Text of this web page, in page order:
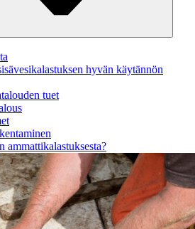
hyvän käytännön
tuet
ammattikalastuksesta?